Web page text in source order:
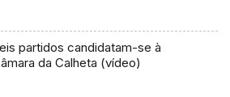
partidos candidatam-se à
da Calheta (vídeo)